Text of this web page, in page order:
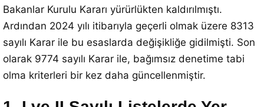
Bakanlar Kurulu Kararı yürürlükten kaldırılmıştı.
Ardından 2024 yılı itibarıyla geçerli olmak üzere 8313
sayılı Karar ile bu esaslarda değişikliğe gidilmişti. Son
olarak 9774 sayılı Karar ile, bağımsız denetime tabi
olma kriterleri bir kez daha güncellenmiştir.